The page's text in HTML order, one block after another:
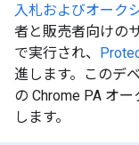
入札およびオーク
者と販売者向けの
で実行され、
進します。このデ
の Chrome PA オ
します。